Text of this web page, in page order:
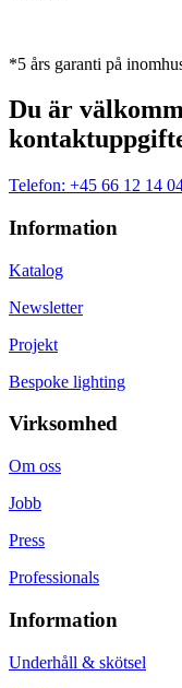
*5 års garanti på
Du är
Telefon: +45 66 12 14
Information
Katalog
Newsletter
Projekt
Bespoke lighting
Virksomhed
Om oss
Jobb
Press
Professionals
Information
Underhåll & skötsel